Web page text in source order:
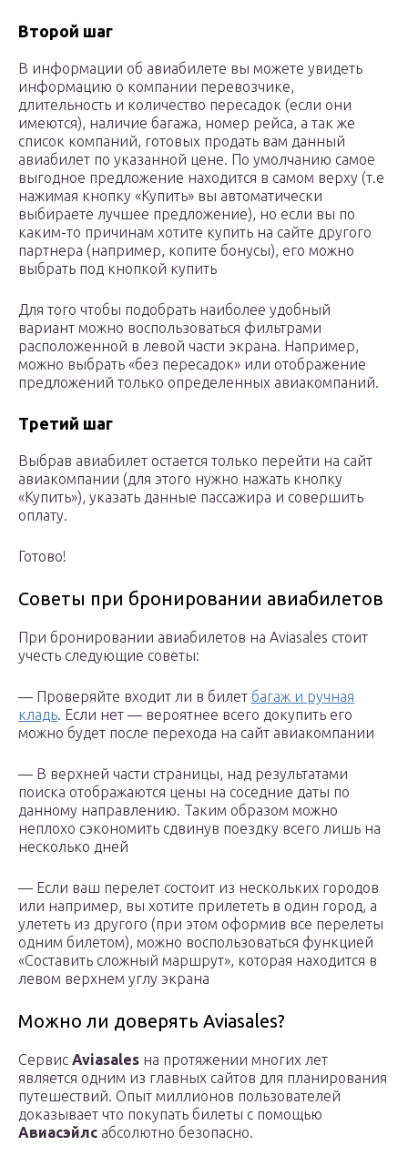
Второй шаг
В информации об авиабилете вы можете увидеть
информацию о компании перевозчике,
длительность и количество пересадок (если они
имеются), наличие багажа, номер рейса, а так же
список компаний, готовых продать вам данный
авиабилет по указанной цене. По умолчанию самое
выгодное предложение находится в самом верху (т.е
нажимая кнопку «Купить» вы автоматически
выбираете лучшее предложение), но если вы по
каким-то причинам хотите купить на сайте другого
партнера (например, копите бонусы), его можно
выбрать под кнопкой купить
Для того чтобы подобрать наиболее удобный
вариант можно воспользоваться фильтрами
расположенной в левой части экрана. Например,
можно выбрать «без пересадок» или отображение
предложений только определенных авиакомпаний.
Третий шаг
Выбрав авиабилет остается только перейти на сайт
авиакомпании (для этого нужно нажать кнопку
«Купить»), указать данные пассажира и совершить
оплату.
Готово!
Советы при бронировании авиабилетов
При бронировании авиабилетов на Aviasales стоит
учесть следующие советы:
— Проверяйте входит ли в билет багаж и ручная
кладь. Если нет — вероятнее всего докупить его
можно будет после перехода на сайт авиакомпании
— В верхней части страницы, над результатами
поиска отображаются цены на соседние даты по
данному направлению. Таким образом можно
неплохо сэкономить сдвинув поездку всего лишь на
несколько дней
— Если ваш перелет состоит из нескольких городов
или например, вы хотите прилететь в один город, а
улететь из другого (при этом оформив все перелеты
одним билетом), можно воспользоваться функцией
«Составить сложный маршрут», которая находится в
левом верхнем углу экрана
Можно ли доверять Aviasales?
Сервис Aviasales на протяжении многих лет
является одним из главных сайтов для планирования
путешествий. Опыт миллионов пользователей
доказывает что покупать билеты с помощью
Авиасэйлс абсолютно безопасно.